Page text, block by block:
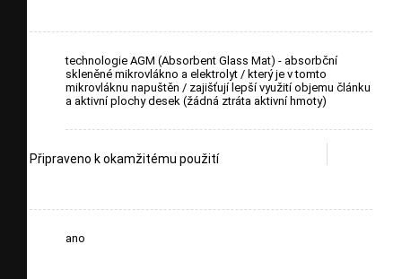
technologie AGM (Absorbent Glass Mat) - absorbční
skleněné mikrovlákno a elektrolyt / který je v tomto
mikrovláknu napuštěn / zajišťují lepší využití objemu článku
a aktivní plochy desek (žádná ztráta aktivní hmoty)
Připraveno k okamžitému použití
ano